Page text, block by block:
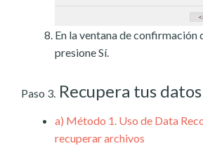
En la ventana de confirmación
presione Sí.
Paso 3. Recupera tus datos
a) Método 1. Uso de Data
recuperar archivos